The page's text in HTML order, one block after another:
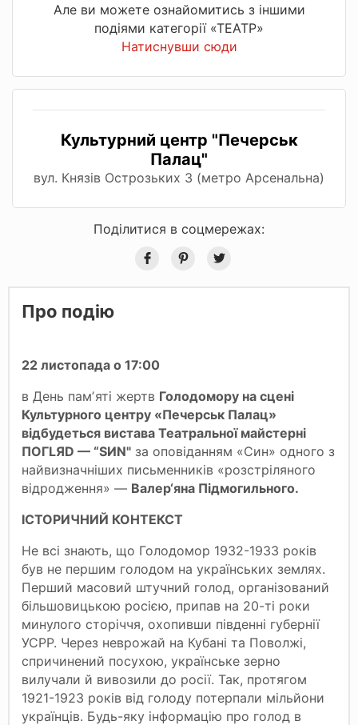
Але ви можете ознайомитись з іншими
подіями категорії «ТЕАТР»
Натиснувши сюди
Культурний центр "Печерськ
Палац"
вул. Князів Острозьких 3 (метро Арсенальна)
Поділитися в соцмережах:
Про подію
22 листопада о 17:00
в День памʼяті жертв Голодомору на сцені
Культурного центру «Печерськ Палац»
відбудеться вистава Театральної майстерні
ПОГLЯD — “SИN" за оповіданням «Син» одного з
найвизначніших письменників «розстріляного
відродження» — Валер‘яна Підмогильного.
ІСТОРИЧНИЙ КОНТЕКСТ
Не всі знають, що Голодомор 1932-1933 років
був не першим голодом на українських землях.
Перший масовий штучний голод, організований
більшовицькою росією, припав на 20-ті роки
минулого сторіччя, охопивши південні губернії
УСРР. Через неврожай на Кубані та Поволжі,
спричинений посухою, українське зерно
вилучали й вивозили до росії. Так, протягом
1921-1923 років від голоду потерпали мільйони
українців. Будь-яку інформацію про голод в